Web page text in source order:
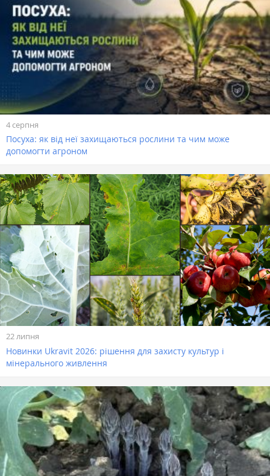
4 серпня
Посуха: як від неї захищаються рослини та чим може
допомогти агроном
22 липня
Новинки Ukravit 2026: рішення для захисту культур і
мінерального живлення